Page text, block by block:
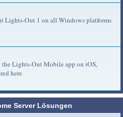
Lights-Out 1 on all Windows platforms
the Lights-Out Mobile app on iOS,
here
Server Lösungen